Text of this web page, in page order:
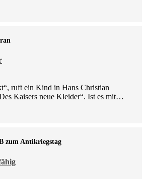
ruft ein Kind in Hans Christian
Kaisers neue Kleider“. Ist es mit…
zum Antikriegstag